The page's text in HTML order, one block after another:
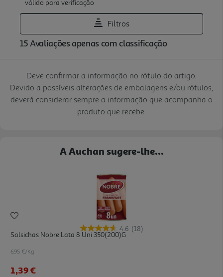
Deve confirmar a informação no rótulo do artigo.
Devido a possíveis alterações de embalagens e/ou rótulos,
deverá considerar sempre a informação que acompanha o
produto que recebe.
A Auchan sugere-lhe...
4.6 (18)
Salsichas Nobre Lata 8 Uni 350(200)g
6.95 €/Kg
1,39 €